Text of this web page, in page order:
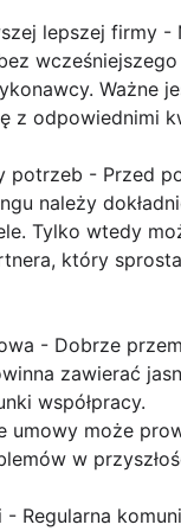
lepszej firmy -
Ważne
z odpowiednimi
potrzeb - Przed
należy
Tylko wtedy
który sprosta
- Dobrze
zawierać
współpracy.
umowy może
w
- Regularna